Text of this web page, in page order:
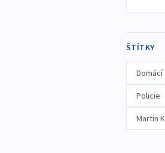
ŠTÍTKY
Domácí
Policie
Martin